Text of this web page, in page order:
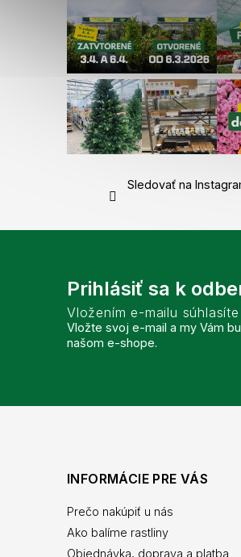
Sledovať na
Prihlásiť sa k
Vložením e-mailu
Vložte svoj e-mail a my Vám
našom e-shope.
INFORMÁCIE PRE VÁS
Prečo nakúpiť u nás
Ako balíme rastliny
Objednávka, doprava a platba